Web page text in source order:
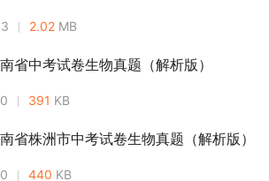
2.02 MB
省中考试卷生物真题（解析版）
391 KB
省株洲市中考试卷生物真题（解析版）
440 KB